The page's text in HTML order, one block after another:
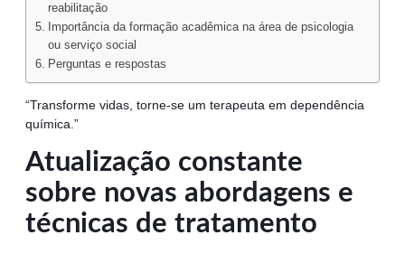
reabilitação
Importância da formação acadêmica na área de psicologia
ou serviço social
Perguntas e respostas
“Transforme vidas, torne-se um terapeuta em dependência
química.”
Atualização constante
sobre novas abordagens e
técnicas de tratamento